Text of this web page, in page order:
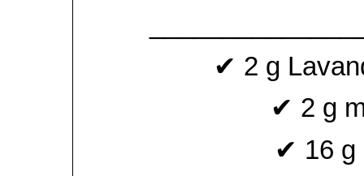
✔ 2 g
✔ 2 g
✔ 16 g